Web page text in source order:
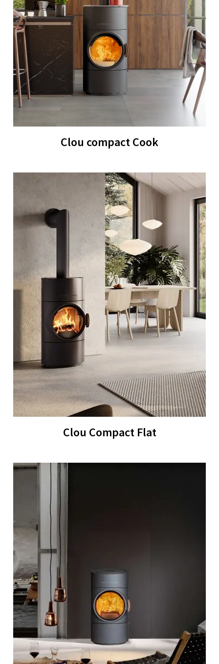
Clou compact Cook
Clou Compact Flat